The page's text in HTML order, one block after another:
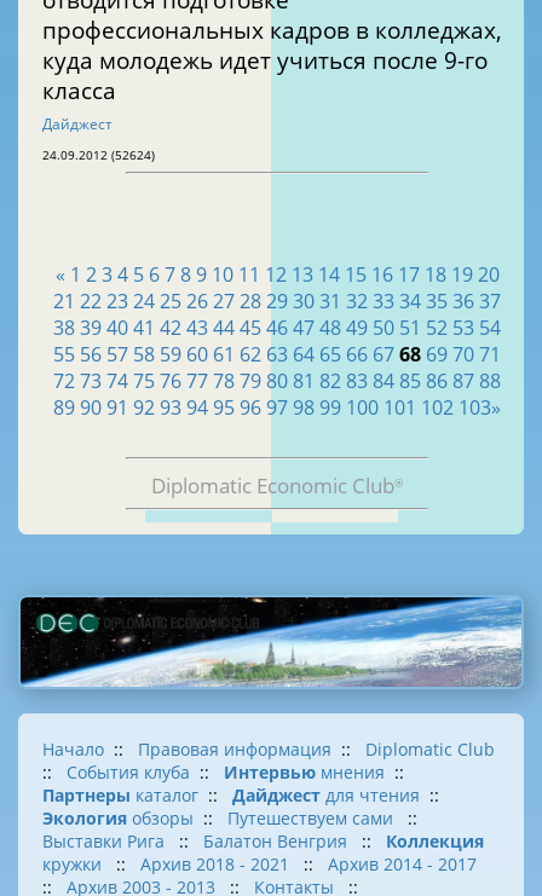
профессиональных кадров в колледжах,
куда молодежь идет учиться после 9-го
класса
Дайджест
24.09.2012 (52624)
« 1 2 3 4 5 6 7 8 9 10 11 12 13 14 15 16 17 18 19 20
21 22232425262728293031 323334353637
38394041 4243444546474849 50 51 52 53 54
55 56 57 58 59 60 61 62 63 64 65 66 6768 697071
727374757677787980 81 82 83 84 85 86 87 88
899091 929394959697 98 99 100 101 102 103»
Diplomatic Economic Club®
Начало :: Правовая информация :: Diplomatic Club
:: События клуба :: Интервью мнения ::
Партнеры каталог :: Дайджест для чтения ::
Экология обзоры :: Путешествуем сами
::
Выставки Рига
:: Балатон Венгрия :: Коллекция
кружки
:: Архив 2018 - 2021 :: Архив 2014 - 2017
:: Архив 2003 - 2013 :: Контакты ::